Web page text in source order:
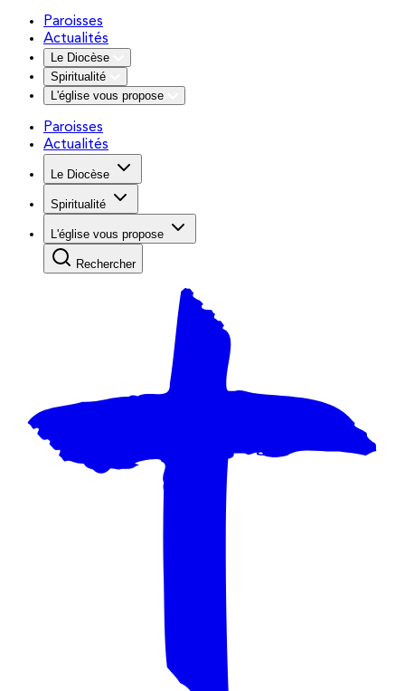
Paroisses
Actualités
Le Diocèse
Spiritualité
L'église vous propose
Paroisses
Actualités
Le Diocèse
Spiritualité
L'église vous propose
Rechercher